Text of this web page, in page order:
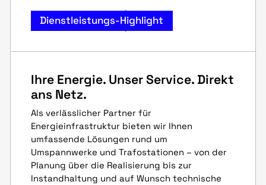
Dienstleistungs-Highlight
Ihre Energie. Unser Service. Direkt
ans Netz.
Als verlässlicher Partner für
Energieinfrastruktur bieten wir Ihnen
umfassende Lösungen rund um
Umspannwerke und Trafostationen – von der
Planung über die Realisierung bis zur
Instandhaltung und auf Wunsch technische